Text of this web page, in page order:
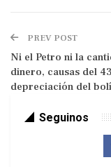
presidencia
contó con la
de cooperación
ausencia de
y de dos
PREV POST
Ni el Petro ni la
dinero, causas del
depreciación del
Seguinos